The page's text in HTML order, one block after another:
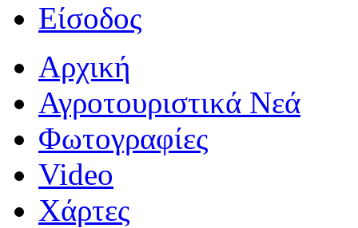
Είσοδος
Αρχική
Αγροτουριστικά Νεά
Φωτογραφίες
Video
Χάρτες